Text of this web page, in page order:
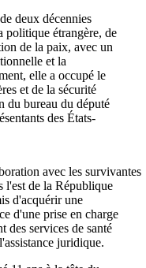
deux décennies
politique étrangère, de
de la paix, avec un
et la
elle a occupé le
et de la sécurité
du bureau du député
des États-
avec les survivantes
l'est de la République
d'acquérir une
d'une prise en charge
des services de santé
juridique.